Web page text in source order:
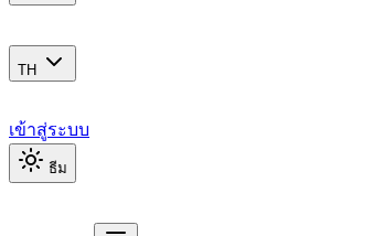
TH
เข้าสู่ระบบ
ธีม